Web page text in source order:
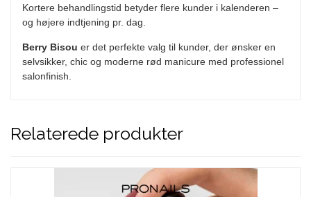
Kortere behandlingstid betyder flere kunder i kalenderen –
og højere indtjening pr. dag.
Berry Bisou er det perfekte valg til kunder, der ønsker en
selvsikker, chic og moderne rød manicure med professionel
salonfinish.
Relaterede produkter